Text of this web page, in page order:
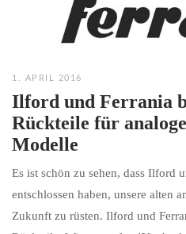
1. APRIL 2016
Ilford und Ferrania
Rückteile für
Modelle
Es ist schön zu sehen, dass Ilford
entschlossen haben, unsere alten
Zukunft zu rüsten. Ilford und